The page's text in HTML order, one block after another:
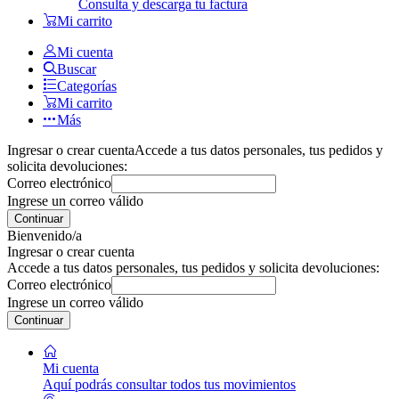
Consulta y descarga tu factura
Mi carrito
Mi cuenta
Buscar
Categorías
Mi carrito
Más
Ingresar o crear cuentaAccede a tus datos personales, tus pedidos y
solicita devoluciones:
Correo electrónico
Ingrese un correo válido
Continuar
Bienvenido/a
Ingresar o crear cuenta
Accede a tus datos personales, tus pedidos y solicita devoluciones:
Correo electrónico
Ingrese un correo válido
Continuar
Mi cuenta
Aquí podrás consultar todos tus movimientos